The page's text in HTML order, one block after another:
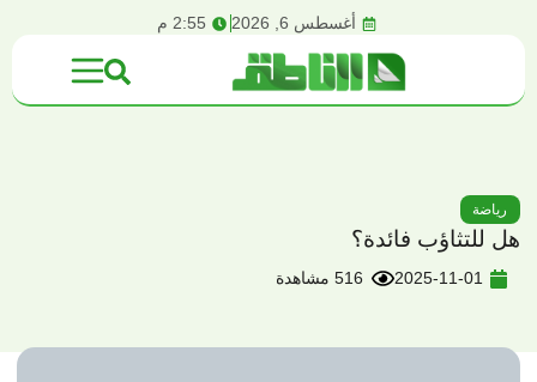
أغسطس 6, 2026 2:55 م
رياضة
هل للتثاؤب فائدة؟
2025-11-01 516 مشاهدة